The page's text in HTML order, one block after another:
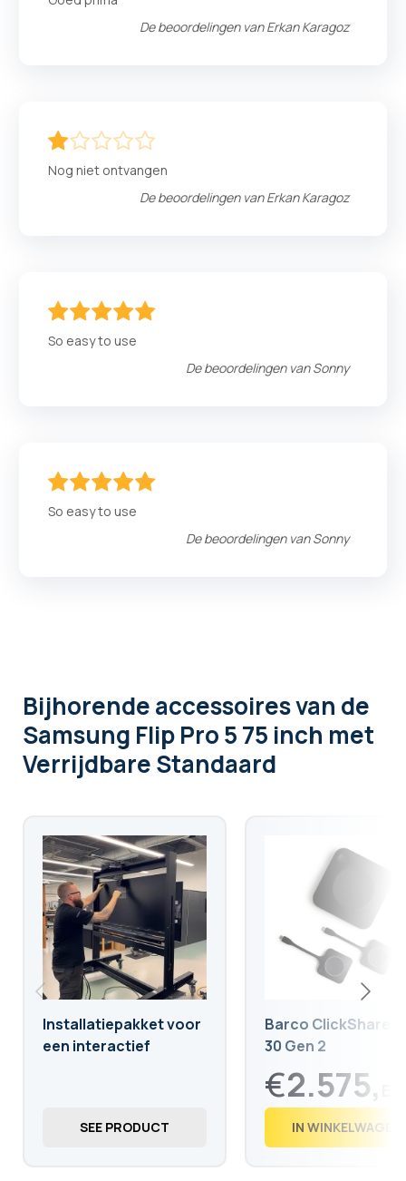
De beoordelingen vanErkan Karagoz
Nog niet ontvangen
De beoordelingen vanErkan Karagoz
So easy to use
De beoordelingen vanSonny
So easy to use
De beoordelingen vanSonny
Bijhorende accessoiresvan de
Samsung Flip Pro 5 75 inch met
Verrijdbare Standaard
Installatiepakket voor
een interactief
SEE PRODUCT
Barco ClickShare
30 Gen 2
€2.575,
€ 3.115,
IN WINKELWAGEN